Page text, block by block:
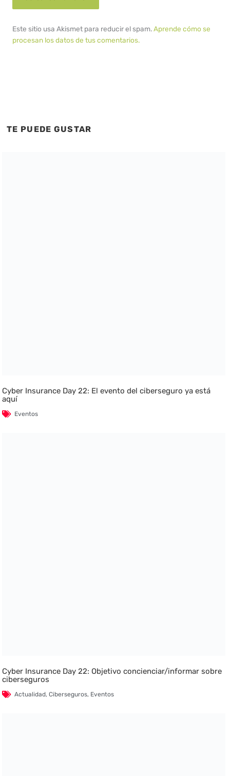
Este sitio usa Akismet para reducir el spam.Aprende cómo se
procesan los datos de tus comentarios.
TE PUEDE GUSTAR
Cyber Insurance Day 22: El evento del ciberseguro ya está
aquí
Eventos
Cyber Insurance Day 22: Objetivo concienciar/informar sobre
ciberseguros
Actualidad,Ciberseguros, Eventos